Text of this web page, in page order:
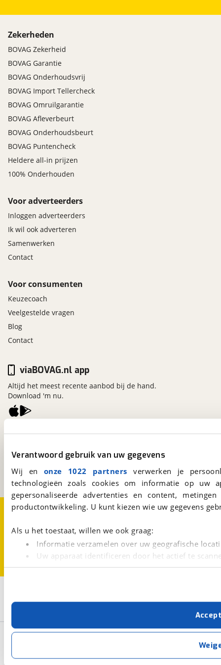
Verantwoord gebruik van uw gegevens
Wij en onze 1022 partners verwerken je
technologieën zoals cookies om informatie op
gepersonaliseerde advertenties en content,
productontwikkeling. U kunt kiezen wie uw gegevens
Als u het toestaat, willen we ook graag:
Informatie verzamelen over uw geografische
Uw apparaat identificeren door het actief te
Lees meer over hoe uw persoonlijke gegevens worden
Met cookies en vergelijkbare technieken zorgen we
cookies zorgen ervoor dat de website goed werkt.
verbeteren. We tonen je graag relevante advertenties
buiten onze website volgt – uiteraard op
privacyverklaring
. Als je weigert, plaatsen we alleen
Basisgegevens
Zekerheden
BOVAG Zekerheid
BOVAG Garantie
BOVAG Onderhoudsvrij
BOVAG Import Tellercheck
BOVAG Omruilgarantie
BOVAG Afleverbeurt
BOVAG Onderhoudsbeurt
BOVAG Puntencheck
Heldere all-in prijzen
100% Onderhouden
Voor adverteerders
Inloggen adverteerders
Ik wil ook adverteren
Samenwerken
Contact
Voor consumenten
Keuzecoach
Veelgestelde vragen
Blog
Contact
viaBOVAG.nl
3981 AJ Bunnik
Een initiatief van
BOVAG
viaBOVAG.nl app
Altijd het meest recente aanbod bij de hand.
Download 'm nu.
Over viaBOVAG.nlDisclaimer- en Privacyverklaring